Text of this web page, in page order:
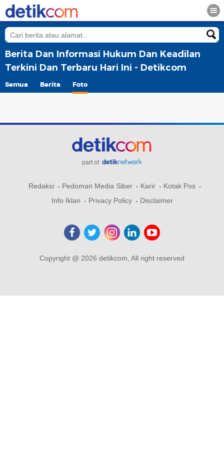
Berita Dan Informasi Hukum Dan Keadilan
Terkini Dan Terbaru Hari Ini - Detikcom
Semua Berita Foto
part of
Redaksi Pedoman Media Siber Karir
Kotak Pos
Info Iklan
Privacy Policy Disclaimer
Copyright @ 2026 detikcom, All right reserved